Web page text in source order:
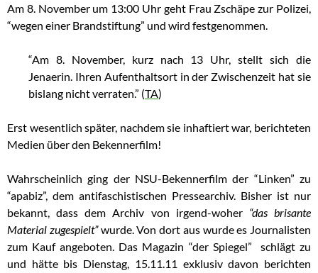
Am 8. November um 13:00 Uhr geht Frau Zschäpe zur Polizei,
“wegen einer Brandstiftung” und wird festgenommen.
“Am 8. November, kurz nach 13 Uhr, stellt sich die
Jenaerin. Ihren Aufenthaltsort in der Zwischenzeit hat sie
bislang nicht verraten.” (TA)
Erst wesentlich später, nachdem sie inhaftiert war, berichteten
Medien über den Bekennerfilm!
Wahrscheinlich ging der NSU-Bekennerfilm der “Linken” zu
“apabiz”, dem antifaschistischen Pressearchiv. Bisher ist nur
bekannt, dass dem Archiv von irgend-woher “das brisante
Material zugespielt”wurde. Von dort aus wurde es Journalisten
zum Kauf angeboten. Das Magazin “der Spiegel” schlägt zu
und hätte bis Dienstag, 15.11.11 exklusiv davon berichten